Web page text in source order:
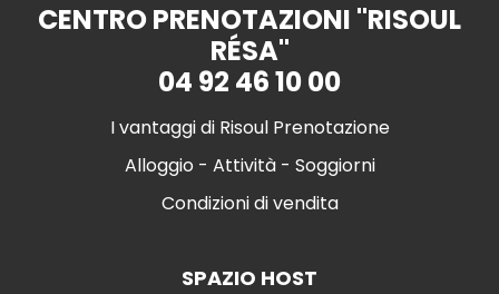
CENTRO PRENOTAZIONI "RISOUL
RÉSA"
04 92 46 10 00
I vantaggi di Risoul Prenotazione
Alloggio - Attività - Soggiorni
Condizioni di vendita
SPAZIO HOST